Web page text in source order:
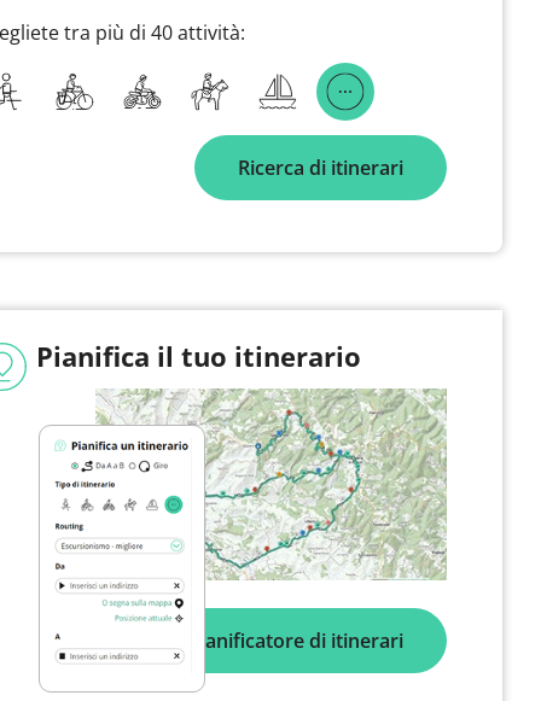
tra più di 40 attività:
Ricerca di itinerari
Pianifica il tuo itinerario
Pianificatore di itinerari